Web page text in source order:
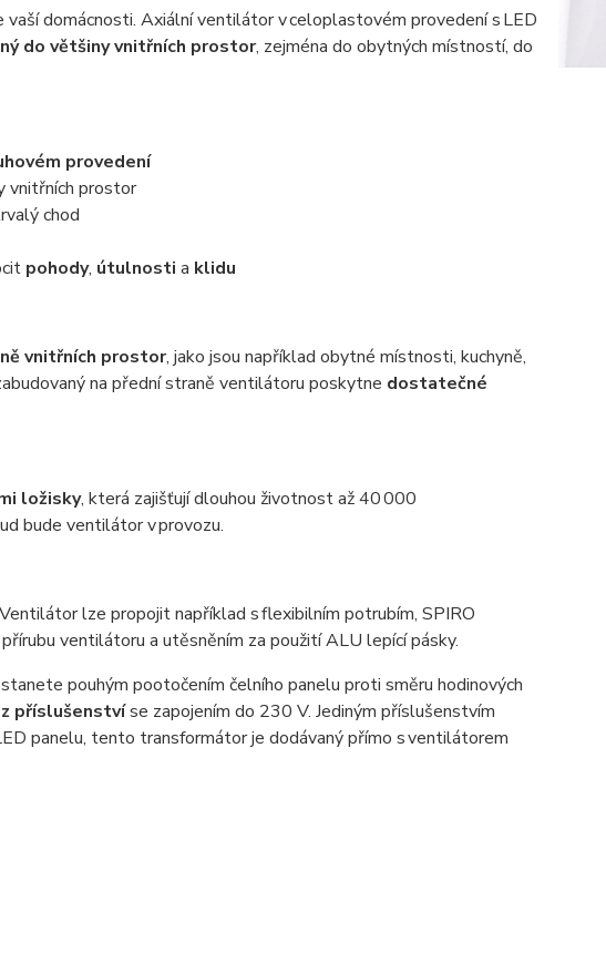
domácnosti. Axiální ventilátor v celoplastovém provedení s LED
do většiny vnitřních prostor, zejména do obytných místností, do
provedení
vnitřních prostor
chod
pohody, útulnosti a klidu
vnitřních prostor, jako jsou například obytné místnosti, kuchyně,
na přední straně ventilátoru poskytne dostatečné
ložisky, která zajišťují dlouhou životnost až 40 000
bude ventilátor v provozu.
Ventilátor lze propojit například s flexibilním potrubím, SPIRO
ventilátoru a utěsněním za použití ALU lepící pásky.
pouhým pootočením čelního panelu proti směru hodinových
příslušenstvíse zapojením do 230 V. Jediným příslušenstvím
panelu, tento transformátor je dodávaný přímo s ventilátorem